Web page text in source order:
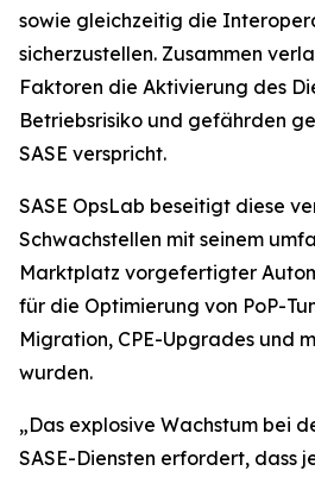
sowie gleichzeitig die
sicherzustellen. Zusammen
Faktoren die Aktivierung des
Betriebsrisiko und gefährden
SASE verspricht.
SASE OpsLab beseitigt diese
Schwachstellen mit seinem
Marktplatz vorgefertigter
für die Optimierung von PoP-
Migration, CPE-Upgrades und
wurden.
„Das explosive Wachstum bei
SASE-Diensten erfordert, dass